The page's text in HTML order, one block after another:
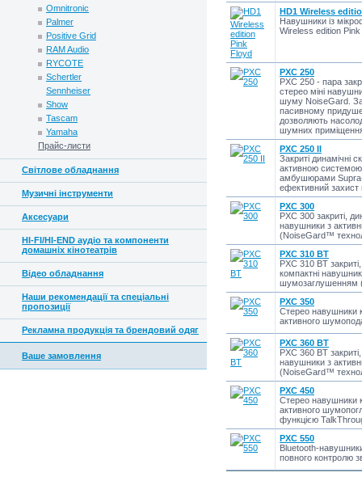
Omnitronic
Palmer
Positive Grid
RAM Audio
RYCOTE
Schertler
Sennheiser
Show
Tascam
Yamaha
Прайс-листи
Світлове обладнання
Музичні інструменти
Аксесуари
HI-FI/HI-END аудіо та компоненти
домашніх кінотеатрів
Відео обладнання
Наши рекомендації та спеціальні
пропозиції
Рекламна продукція та брендовий одяг
Ваше замовлення
HD1 Wireless
Навушники із
Wireless edition
PXC 250
PXC 250 - пара
стерео міні
шуму NoiseGard.
пасивному
дозволяють
шумних
PXC 250 II
Закриті динамічні
активною
амбушюрами
ефективний
PXC 300
PXC 300 закриті,
навушники з
(NoiseGard™
PXC 310 BT
PXC 310 BT
компактні
шумозаглушенням
PXC 350
Cтерео навушники
активного
PXC 360 BT
PXC 360 BT
навушники з
(NoiseGard™
PXC 450
Cтерео навушники
активного
функцією
PXC 550
Bluetooth-
повного контролю